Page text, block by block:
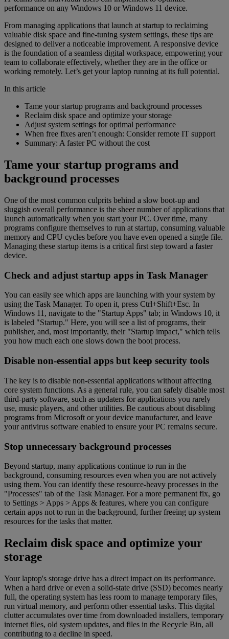
performance on any Windows 10 or Windows 11 device.
From managing applications that launch at startup to reclaiming
valuable disk space and fine-tuning system settings, these tips are
designed to deliver a noticeable improvement. A responsive device
is the foundation of a seamless digital workspace, empowering your
team to collaborate effectively, whether they are in the office or
working remotely. Let’s get your laptop running at its full potential.
In this article
Tame your startup programs and background processes
Reclaim disk space and optimize your storage
Adjust system settings for optimal performance
When free fixes aren’t enough: Consider remote IT support
Summary: A faster PC without the cost
Tame your startup programs and
background processes
One of the most common culprits behind a slow boot-up and
sluggish overall performance is the sheer number of applications that
launch automatically when you start your PC. Over time, many
programs configure themselves to run at startup, consuming valuable
memory and CPU cycles before you have even opened a single file.
Managing these startup items is a critical first step toward a faster
device.
Check and adjust startup apps in Task Manager
You can easily see which apps are launching with your system by
using the Task Manager. To open it, press Ctrl+Shift+Esc. In
Windows 11, navigate to the "Startup Apps" tab; in Windows 10, it
is labeled "Startup." Here, you will see a list of programs, their
publisher, and, most importantly, their "Startup impact," which tells
you how much each one slows down the boot process.
Disable non-essential apps but keep security tools
The key is to disable non-essential applications without affecting
core system functions. As a general rule, you can safely disable most
third-party software, such as updaters for applications you rarely
use, music players, and other utilities. Be cautious about disabling
programs from Microsoft or your device manufacturer, and leave
your antivirus software enabled to ensure your PC remains secure.
Stop unnecessary background processes
Beyond startup, many applications continue to run in the
background, consuming resources even when you are not actively
using them. You can identify these resource-heavy processes in the
"Processes" tab of the Task Manager. For a more permanent fix, go
to Settings > Apps > Apps & features, where you can configure
certain apps not to run in the background, further freeing up system
resources for the tasks that matter.
Reclaim disk space and optimize your
storage
Your laptop's storage drive has a direct impact on its performance.
When a hard drive or even a solid-state drive (SSD) becomes nearly
full, the operating system has less room to manage temporary files,
run virtual memory, and perform other essential tasks. This digital
clutter accumulates over time from downloaded installers, temporary
internet files, old system updates, and files in the Recycle Bin, all
contributing to a decline in speed.